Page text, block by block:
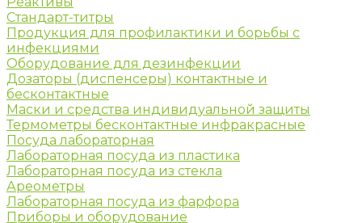
Стандарт-титры
Продукция для профилактики и борьбы с
инфекциями
Оборудование для дезинфекции
Дозаторы (диспенсеры) контактные и
бесконтактные
Маски и средства индивидуальной защиты
Термометры бесконтактные инфракрасные
Посуда лабораторная
Лабораторная посуда из пластика
Лабораторная посуда из стекла
Ареометры
Лабораторная посуда из фарфора
Приборы и оборудование